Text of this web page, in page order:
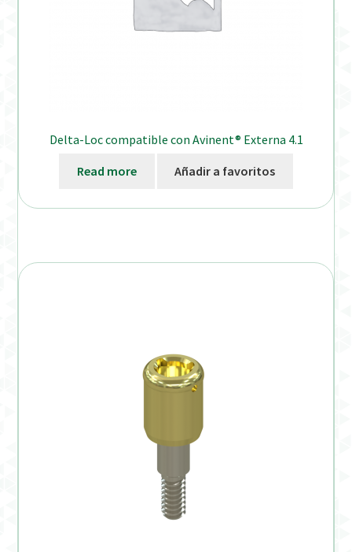
Delta-Loc compatible con Avinent® Externa 4.1
Read more Añadir a favoritos